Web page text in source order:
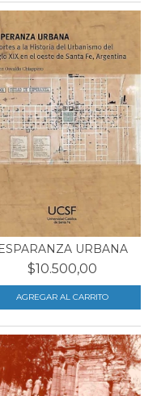
ESPARANZA URBANA
$10.500,00